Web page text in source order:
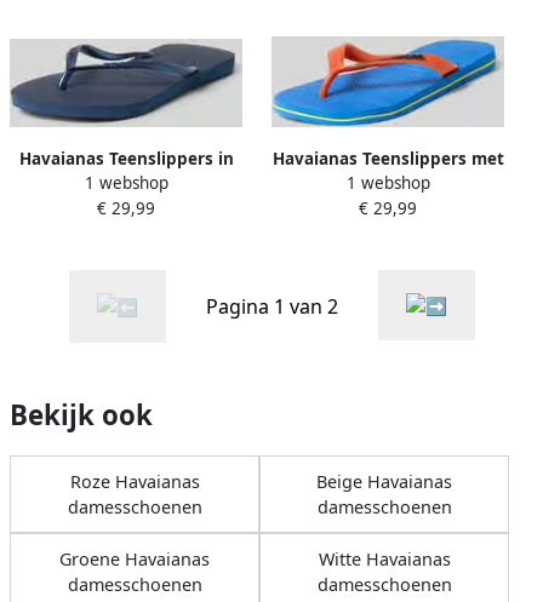
Havaianas Teenslippers in
smalle pasvorm met
labeldetail
1 webshop
€ 29,99
Havaianas Teenslippers met
logodetail model 'Brasil'
1 webshop
€ 29,99
Pagina 1 van 2
Bekijk ook
Roze Havaianas
damesschoenen
Beige Havaianas
damesschoenen
Groene Havaianas
damesschoenen
Witte Havaianas
damesschoenen